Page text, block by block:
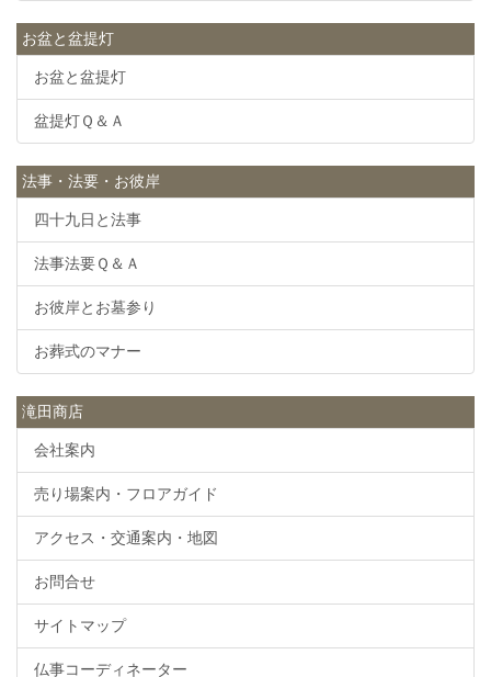
お盆と盆提灯
お盆と盆提灯
盆提灯Ｑ＆Ａ
法事・法要・お彼岸
四十九日と法事
法事法要Ｑ＆Ａ
お彼岸とお墓参り
お葬式のマナー
滝田商店
会社案内
売り場案内・フロアガイド
アクセス・交通案内・地図
お問合せ
サイトマップ
仏事コーディネーター